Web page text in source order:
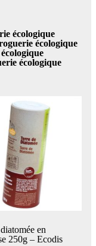
écologique
écologique
écologique
en
250g – Ecodis